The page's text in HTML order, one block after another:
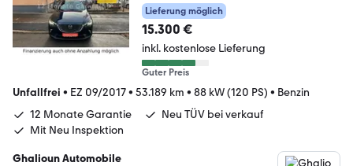
Lieferung möglich
15.300 €
inkl. kostenlose Lieferung
Guter Preis
Unfallfrei • EZ 09/2017• 53.189 km • 88 kW (120 PS) • Benzin
12 Monate Garantie
Neu TÜV bei verkauf
Mit Neu Inspektion
Ghalioun Automobile